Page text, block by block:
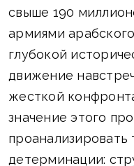
свыше 190
армиями
глубокой
движение
жесткой
значение этого
проанализировать
детерминации: